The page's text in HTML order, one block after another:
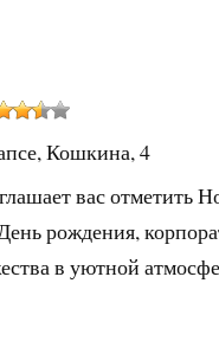
Кошкина, 4
вас отметить
рождения,
в уютной